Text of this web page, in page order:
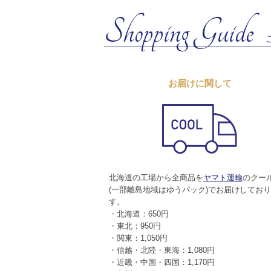
Shopping Guide
お届けに関して
北海道の工場から全商品をヤマト運輸のクー
(一部離島地域はゆうパック)でお届けしてお
す。
・北海道：650円
・東北：950円
・関東：1,050円
・信越・北陸・東海：1,080円
・近畿・中国・四国：1,170円